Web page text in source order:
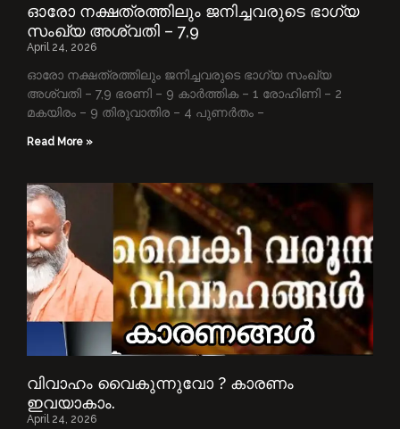
ഓരോ നക്ഷത്രത്തിലും ജനിച്ചവരുടെ ഭാഗ്യ
സംഖ്യ അശ്വതി – 7,9
April 24, 2026
ഓരോ നക്ഷത്രത്തിലും ജനിച്ചവരുടെ ഭാഗ്യ സംഖ്യ
അശ്വതി – 7,9 ഭരണി – 9 കാർത്തിക – 1 രോഹിണി – 2
മകയിരം – 9 തിരുവാതിര – 4 പുണർതം –
Read More »
വിവാഹം വൈകുന്നുവോ ? കാരണം
ഇവയാകാം.
April 24, 2026